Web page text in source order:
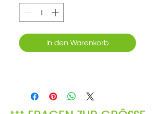
In den Warenkorb